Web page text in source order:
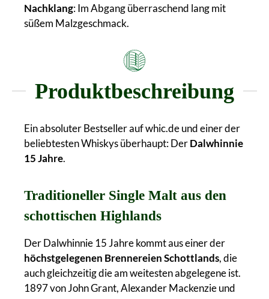
Nachklang: Im Abgang überraschend lang mit
süßem Malzgeschmack.
Produktbeschreibung
Ein absoluter Bestseller auf whic.de und einer der
beliebtesten Whiskys überhaupt: DerDalwhinnie
15 Jahre.
Traditioneller Single Malt aus den
schottischen Highlands
Der Dalwhinnie 15 Jahre kommt aus einer der
höchstgelegenen Brennereien Schottlands, die
auch gleichzeitig die am weitesten abgelegene ist.
1897 von John Grant, Alexander Mackenzie und